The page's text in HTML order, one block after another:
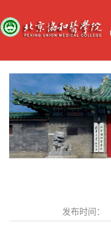
发布时间：